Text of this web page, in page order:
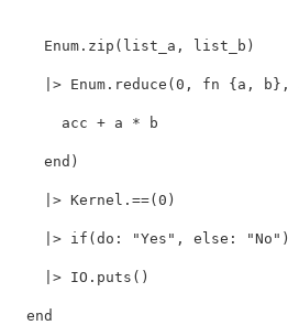
Enum . zip ( list_a , list_b )
|> Enum . reduce (0 , fn {a , b},
acc + a * b
end )
|> Kernel .==(0 )
|> if (do : "Yes" , else : "No" )
|> IO . puts ()
end